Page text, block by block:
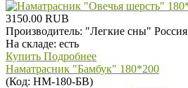
3150.00 RUB
Производитель: "Легкие сны" Россия
На складе: есть
Купить Подробнее
Наматрасник "Бамбук" 180*200
(Код: НМ-180-БВ)